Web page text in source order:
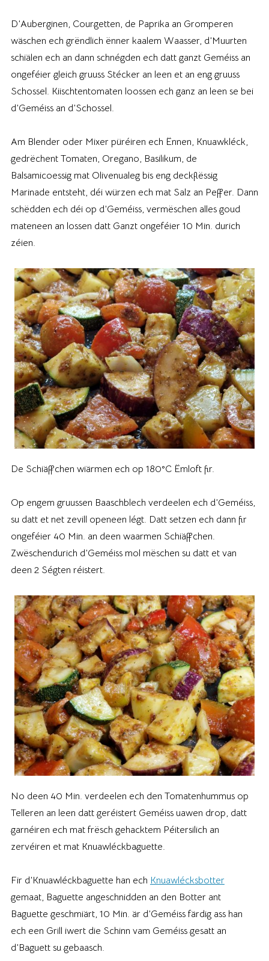
D’Auberginen, Courgetten, de Paprika an Gromperen
wäschen ech grëndlich ënner kaalem Waasser, d’Muurten
schiälen ech an dann schnégden ech datt ganzt Geméiss an
ongeféier gleich gruuss Stécker an leen et an eng gruuss
Schossel. Kiischtentomaten loossen ech ganz an leen se bei
d’Geméiss an d’Schossel.
Am Blender oder Mixer püréiren ech Ënnen, Knuawkléck,
gedrëchent Tomaten, Oregano, Basilikum, de
Balsamicoessig mat Olivenualeg bis eng deckflëssig
Marinade entsteht, déi würzen ech mat Salz an Peffer. Dann
schëdden ech déi op d’Geméiss, vermëschen alles goud
mateneen an lossen datt Ganzt ongeféier 10 Min. durich
zéien.
De Schiäffchen wiärmen ech op 180°C Ëmloft fir.
Op engem gruussen Baaschblech verdeelen ech d’Geméiss,
su datt et net zevill openeen légt. Datt setzen ech dann fir
ongeféier 40 Min. an deen waarmen Schiäffchen.
Zwëschendurich d’Geméiss mol mëschen su datt et van
deen 2 Ségten réistert.
No deen 40 Min. verdeelen ech den Tomatenhummus op
Telleren an leen datt geréistert Geméiss uawen drop, datt
garnéiren ech mat frësch gehacktem Péitersilich an
zervéiren et mat Knuawléckbaguette.
Fir d’Knuawléckbaguette han ech Knuawlécksbotter
gemaat, Baguette angeschnidden an den Botter ant
Baguette geschmiärt, 10 Min. är d’Geméiss färdig ass han
ech een Grill iwert die Schinn vam Geméiss gesatt an
d’Baguett su gebaasch.